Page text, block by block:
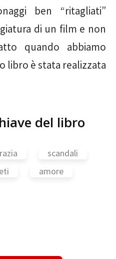
ben “ritagliati”
di un film e non
quando abbiamo
libro è stata realizzata
del libro
scandali
amore